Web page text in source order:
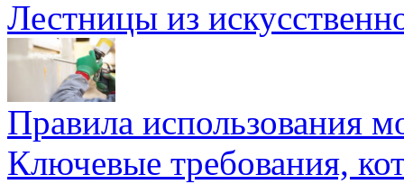
Лестницы из
Правила использования
Ключевые требования,